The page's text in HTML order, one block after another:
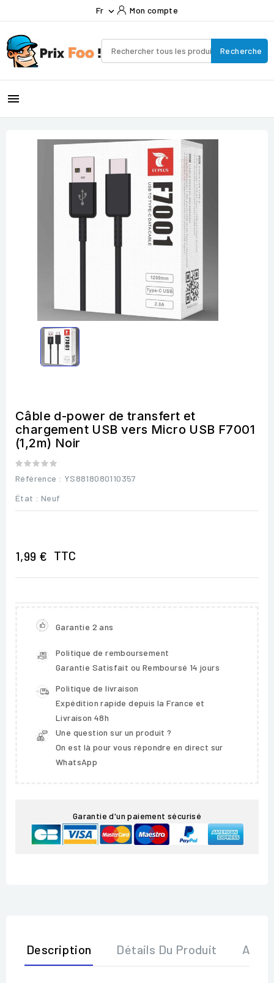
Fr  Mon compte
Recherche

Câble d-power de transfert et
chargement USB vers Micro USB F7001
(1,2m) Noir
Référence : YS8818080110357
État : Neuf
1,99 € TTC
Garantie 2 ans
Politique de remboursement
Garantie Satisfait ou Remboursé 14 jours
Politique de livraison
Expédition rapide depuis la France et
Livraison 48h
Une question sur un produit ?
On est là pour vous répondre en direct sur
WhatsApp
Garantie d'un paiement sécurisé
Description Détails Du Produit Avis